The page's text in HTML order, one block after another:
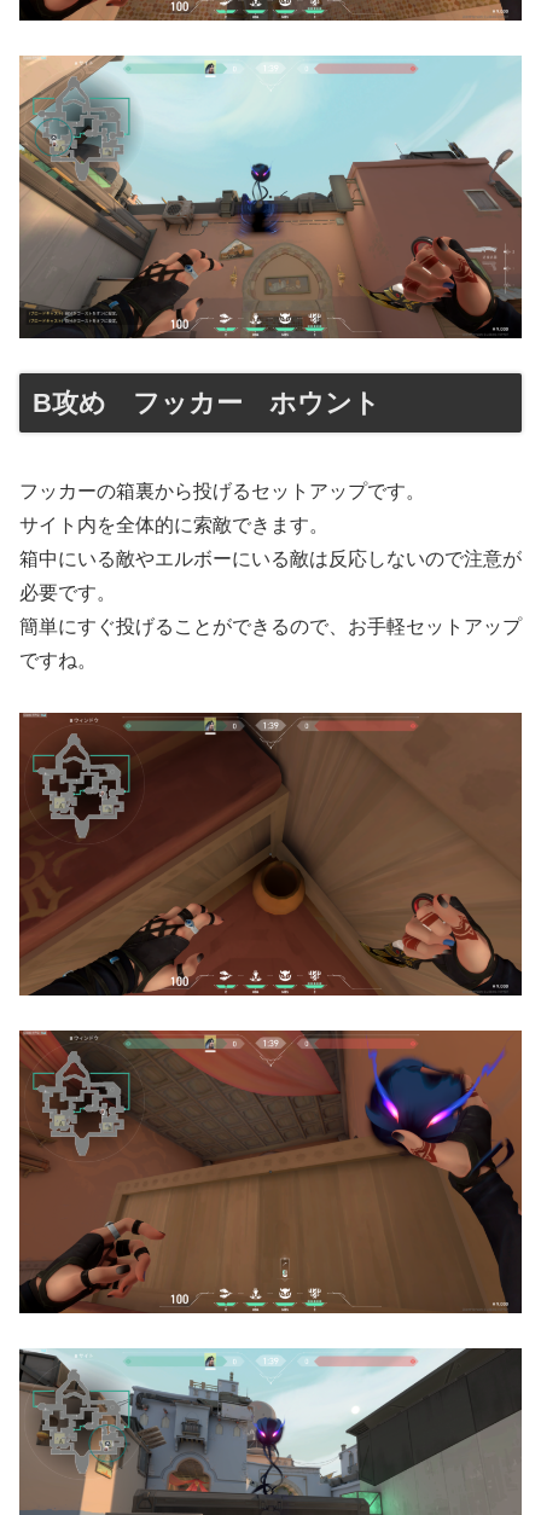
B攻め フッカー ホウント
フッカーの箱裏から投げるセットアップです。
サイト内を全体的に索敵できます。
箱中にいる敵やエルボーにいる敵は反応しないので注意が
必要です。
簡単にすぐ投げることができるので、お手軽セットアップ
ですね。